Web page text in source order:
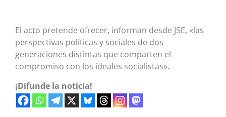
El acto pretende ofrecer, informan desde JSE, «las
perspectivas políticas y sociales de dos
generaciones distintas que comparten el
compromiso con los ideales socialistas».
¡Difunde la noticia!